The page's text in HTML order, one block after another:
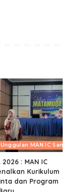
MAN IC
2026 : MAN IC
Kurikulum
dan Program